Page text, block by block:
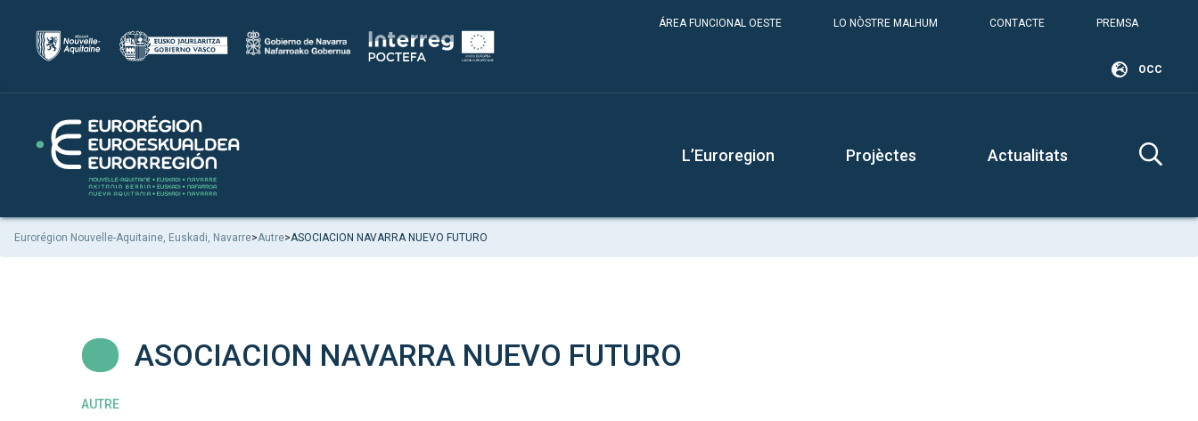
ÁREA FUNCIONAL OESTE LO NÒSTRE MALHUM CONTACTE PREMSA
OCC
L’Euroregion Projèctes Actualitats
Eurorégion Nouvelle-Aquitaine, Euskadi, Navarre>Autre>ASOCIACION NAVARRA NUEVO FUTURO
ASOCIACION NAVARRA NUEVO FUTURO
AUTRE